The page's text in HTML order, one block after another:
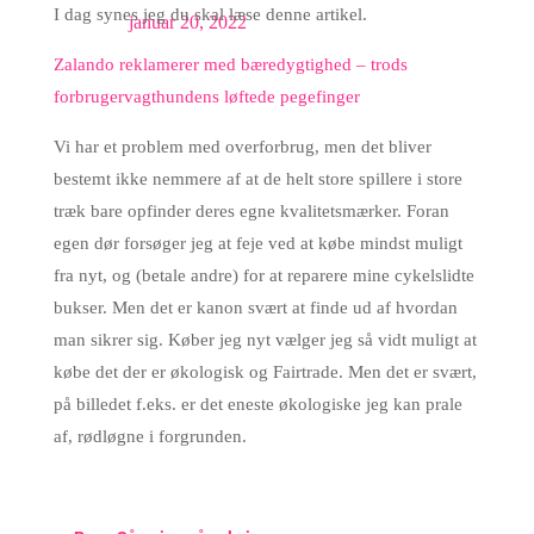
januar 20, 2022
I dag synes jeg du skal læse denne artikel.
Zalando reklamerer med bæredygtighed – trods
forbrugervagthundens løftede pegefinger
Vi har et problem med overforbrug, men det bliver
bestemt ikke nemmere af at de helt store spillere i store
træk bare opfinder deres egne kvalitetsmærker. Foran
egen dør forsøger jeg at feje ved at købe mindst muligt
fra nyt, og (betale andre) for at reparere mine cykelslidte
bukser. Men det er kanon svært at finde ud af hvordan
man sikrer sig. Køber jeg nyt vælger jeg så vidt muligt at
købe det der er økologisk og Fairtrade. Men det er svært,
på billedet f.eks. er det eneste økologiske jeg kan prale
af, rødløgne i forgrunden.